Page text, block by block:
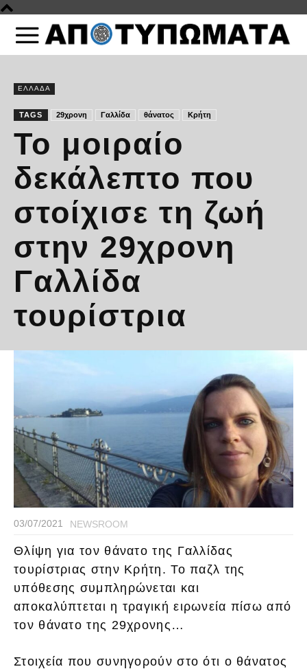
ΕΛΛΑΔΑ
TAGS 29χρονη Γαλλίδα θάνατος Κρήτη
Το μοιραίο
δεκάλεπτο που
στοίχισε τη ζωή
στην 29χρονη
Γαλλίδα
τουρίστρια
03/07/2021 NEWSROOM
Θλίψη για τον θάνατο της Γαλλίδας
τουρίστριας στην Κρήτη. Το παζλ της
υπόθεσης συμπληρώνεται και
αποκαλύπτεται η τραγική ειρωνεία πίσω από
τον θάνατο της 29χρονης…
Στοιχεία που συνηγορούν στο ότι ο θάνατος